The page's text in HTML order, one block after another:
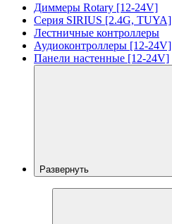
Диммеры Rotary [12-24V]
Серия SIRIUS [2.4G, TUYA]
Лестничные контроллеры
Аудиоконтроллеры [12-24V]
Панели настенные [12-24V]
Развернуть